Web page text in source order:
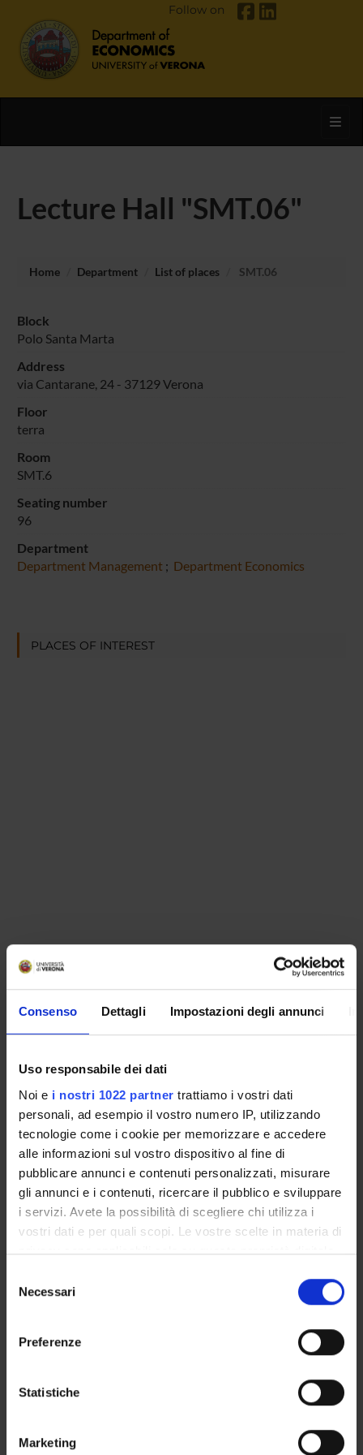
Consenso Dettagli Impostazioni degli annunci
Uso responsabile dei dati
Noi e i nostri 1022 partner trattiamo i vostri dati
personali, ad esempio il vostro numero IP, utilizzando
tecnologie come i cookie per memorizzare e accedere
alle informazioni sul vostro dispositivo al fine di
pubblicare annunci e contenuti personalizzati, misurare
gli annunci e i contenuti, ricercare il pubblico e sviluppare
i servizi. Avete la possibilità di scegliere chi utilizza i
vostri dati e per quali scopi. Le vostre scelte in materia di
privacy sono applicabili solo su questa proprietà digitale
modificare o revocare il proprio consenso in qualsiasi
momento dalla Dichiarazione sui cookie o facendo clic
raccogliere informazioni sulla tua posizione
geografica, con un'approssimazione di qualche
Identificare il tuo dispositivo, scansionandolo
delNecessari
Preferenze
Statistiche
Marketing
Follow on
Lecture Hall "SMT.06"
Home Department List of places SMT.06
Block
Polo Santa Marta
Address
via Cantarane, 24 - 37129 Verona
Floor
terra
Room
SMT.6
Seating number
96
Department
Department Management ; Department Economics
PLACES OF INTEREST
ORGANISATION
DEPARTMENT ADMINISTRATION OFFICES
STUDENT ADMINISTRATION OFFICES
DEPARTMENT FACILITIES
RESEARCH LABORATORIES
LIBRARIES
SPIN OFF AND COMPANIES